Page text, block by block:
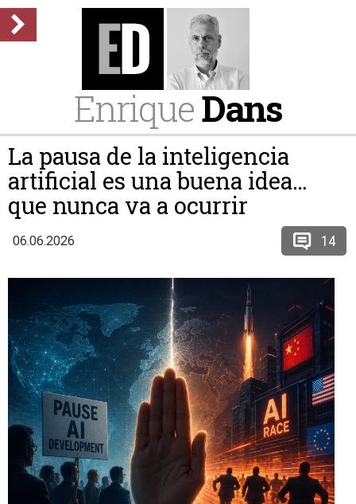
EnriqueDans
La pausa de la inteligencia
artificial es una buena idea…
que nunca va a ocurrir
06.06.2026 14